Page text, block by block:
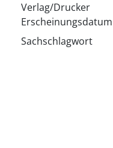
Verlag/Drucker
Erscheinungsdatum
Sachschlagwort